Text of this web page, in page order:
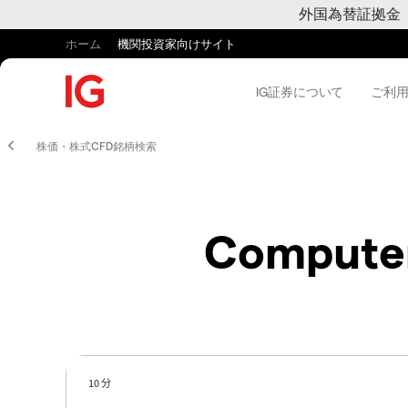
外国為替証拠金
ホーム 機関投資家向けサイト
IG証券について ご利
株価・株式CFD銘柄検索
10 分